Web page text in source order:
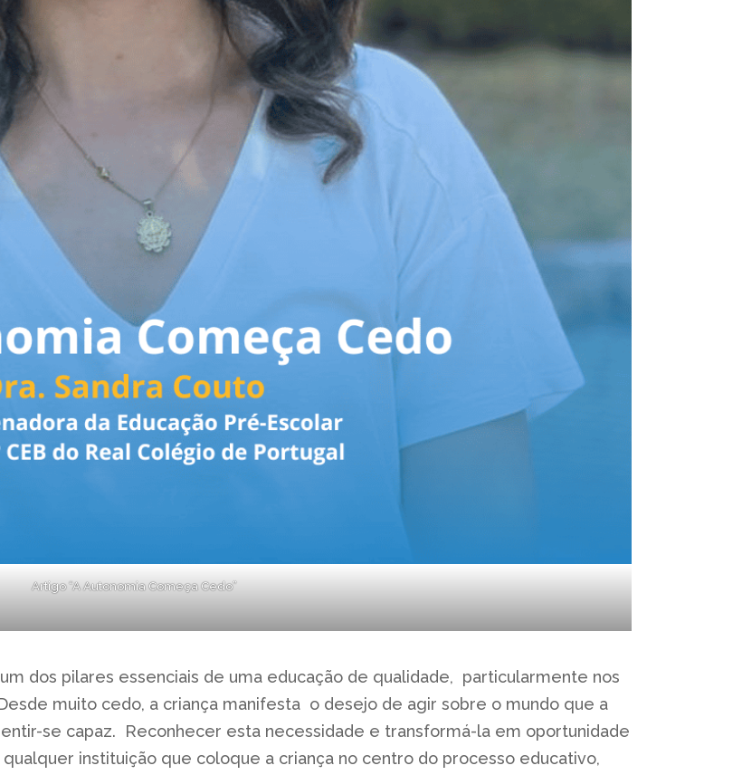
Artigo “A Autonomia Começa Cedo”
dos pilares essenciais de uma educação de qualidade, particularmente nos
muito cedo, a criança manifesta o desejo de agir sobre o mundo que a
se capaz. Reconhecer esta necessidade e transformá-la em oportunidade
instituição que coloque a criança no centro do processo educativo,